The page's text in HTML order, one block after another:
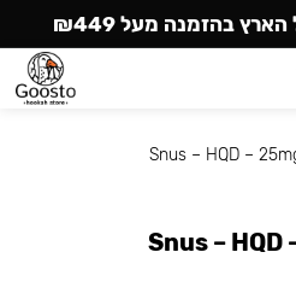
Snus – HQD –
Snus –
בהזמנה מעל ₪449